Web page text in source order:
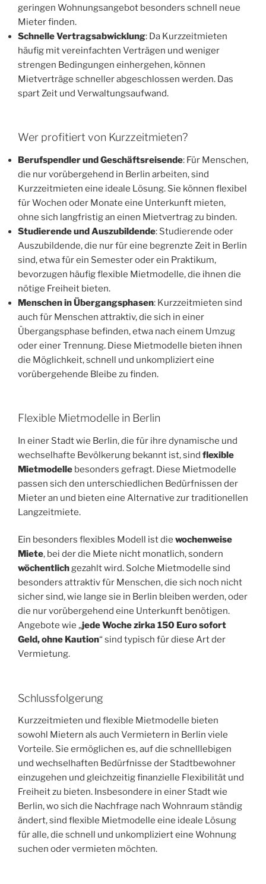
geringen Wohnungsangebot besonders schnell neue
Mieter finden.
Schnelle Vertragsabwicklung: Da Kurzzeitmieten
häufig mit vereinfachten Verträgen und weniger
strengen Bedingungen einhergehen, können
Mietverträge schneller abgeschlossen werden. Das
spart Zeit und Verwaltungsaufwand.
Wer profitiert von Kurzzeitmieten?
Berufspendler und Geschäftsreisende: Für Menschen,
die nur vorübergehend in Berlin arbeiten, sind
Kurzzeitmieten eine ideale Lösung. Sie können flexibel
für Wochen oder Monate eine Unterkunft mieten,
ohne sich langfristig an einen Mietvertrag zu binden.
Studierende und Auszubildende: Studierende oder
Auszubildende, die nur für eine begrenzte Zeit in Berlin
sind, etwa für ein Semester oder ein Praktikum,
bevorzugen häufig flexible Mietmodelle, die ihnen die
nötige Freiheit bieten.
Menschen in Übergangsphasen: Kurzzeitmieten sind
auch für Menschen attraktiv, die sich in einer
Übergangsphase befinden, etwa nach einem Umzug
oder einer Trennung. Diese Mietmodelle bieten ihnen
die Möglichkeit, schnell und unkompliziert eine
vorübergehende Bleibe zu finden.
Flexible Mietmodelle in Berlin
In einer Stadt wie Berlin, die für ihre dynamische und
wechselhafte Bevölkerung bekannt ist, sind flexible
Mietmodelle besonders gefragt. Diese Mietmodelle
passen sich den unterschiedlichen Bedürfnissen der
Mieter an und bieten eine Alternative zur traditionellen
Langzeitmiete.
Ein besonders flexibles Modell ist die wochenweise
Miete, bei der die Miete nicht monatlich, sondern
wöchentlichgezahlt wird. Solche Mietmodelle sind
besonders attraktiv für Menschen, die sich noch nicht
sicher sind, wie lange sie in Berlin bleiben werden, oder
die nur vorübergehend eine Unterkunft benötigen.
Angebote wie „jede Woche zirka 150 Euro sofort
Geld, ohne Kaution“ sind typisch für diese Art der
Vermietung.
Schlussfolgerung
Kurzzeitmieten und flexible Mietmodelle bieten
sowohl Mietern als auch Vermietern in Berlin viele
Vorteile. Sie ermöglichen es, auf die schnelllebigen
und wechselhaften Bedürfnisse der Stadtbewohner
einzugehen und gleichzeitig finanzielle Flexibilität und
Freiheit zu bieten. Insbesondere in einer Stadt wie
Berlin, wo sich die Nachfrage nach Wohnraum ständig
ändert, sind flexible Mietmodelle eine ideale Lösung
für alle, die schnell und unkompliziert eine Wohnung
suchen oder vermieten möchten.